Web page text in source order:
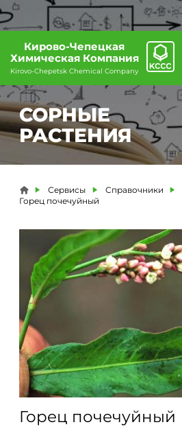
Кирово-Чепецкая
Химическая Компания
Kirovo-Chepetsk Chemical Company
СОРНЫЕ
РАСТЕНИЯ
Вы здесь
Сервисы Справочники
Горец почечуйный
Горец почечуйный